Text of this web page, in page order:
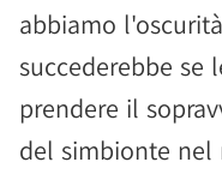
abbiamo
succederebbe se
prendere il
del simbionte nel